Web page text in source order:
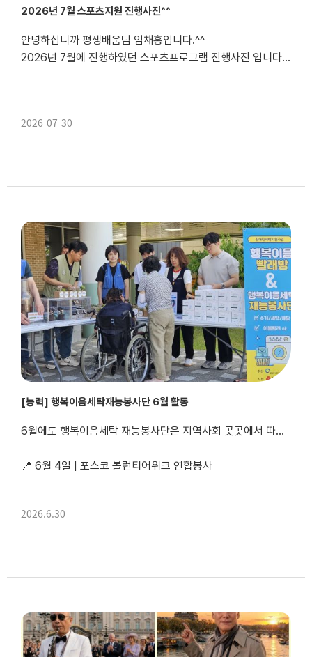
2026년 7월 스포츠지원 진행사진^^
안녕하십니까 평생배움팀 임채홍입니다.^^
2026년 7월에 진행하였던 스포츠프로그램 진행사진 입니다~~^^
2026-07-30
[능력] 행복이음세탁재능봉사단 6월 활동
6월에도 행복이음세탁 재능봉사단은 지역사회 곳곳에서 따뜻한 나눔을 이어갔습니다. 💙
📍 6월 4일 | 포스코 볼런티어위크 연합봉사
2026.6.30